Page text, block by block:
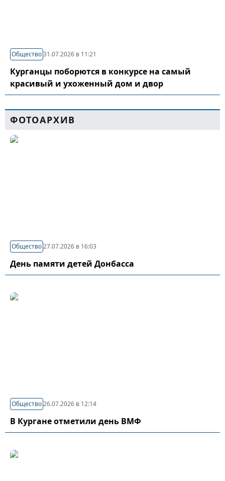
Общество31.07.2026 в 11:21
Курганцы поборются в конкурсе на самый
красивый и ухоженный дом и двор
ФОТОАРХИВ
Общество27.07.2026 в 16:03
День памяти детей Донбасса
Общество26.07.2026 в 12:14
В Кургане отметили день ВМФ